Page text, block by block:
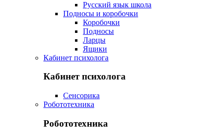
Русский язык школа
Подносы и коробочки
Коробочки
Подносы
Ларцы
Ящики
Кабинет психолога
Кабинет психолога
Сенсорика
Робототехника
Робототехника